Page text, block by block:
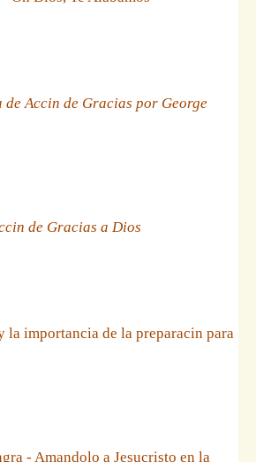
Accin de Gracias por George
de Gracias a Dios
la importancia de la preparacin para
- Amandolo a Jesucristo en la